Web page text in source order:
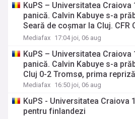
KuPS – Universitatea Craiova
panică. Calvin Kabuye s-a
Seară de coșmar la Cluj. CFR
prima repriză
Mediafax 17:04 joi, 06 aug
KuPS – Universitatea Craiova
panică. Calvin Kabuye s-a
Cluj 0-2 Tromsø, prima repriză
Mediafax 16:50 joi, 06 aug
KuPS - Universitatea Craiova
pentru finlandezi